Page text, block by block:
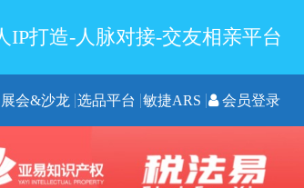
IP打造-人脉对接-交友相亲平台
展会&沙龙 选品平台 敏捷ARS 会员登录